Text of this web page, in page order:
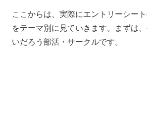
ここからは、実際にエントリーシー
をテーマ別に見ていきます。まずは
いだろう部活・サークルです。